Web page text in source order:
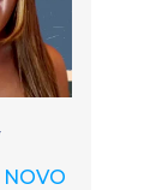
NOVO